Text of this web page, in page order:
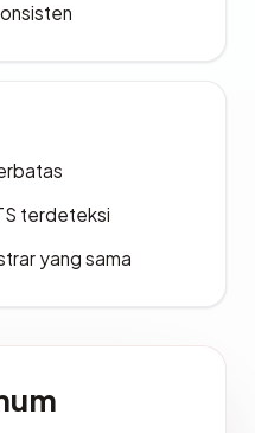
terdeteksi
yang sama